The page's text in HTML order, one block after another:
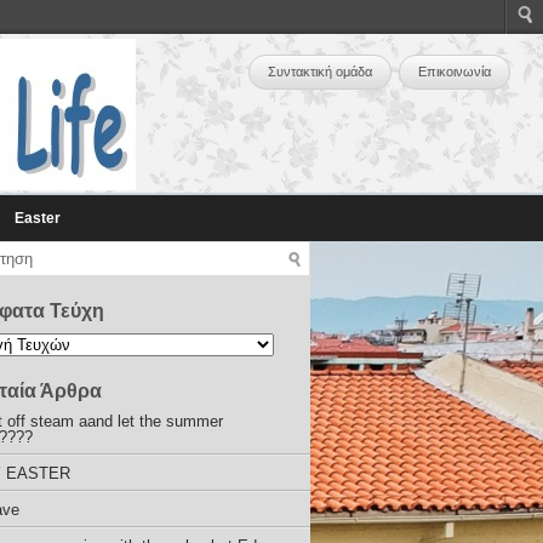
Συντακτική ομάδα Επικοινωνία
Easter
Τεύχη
Άρθρα
off steam aand let the summer
EASTER